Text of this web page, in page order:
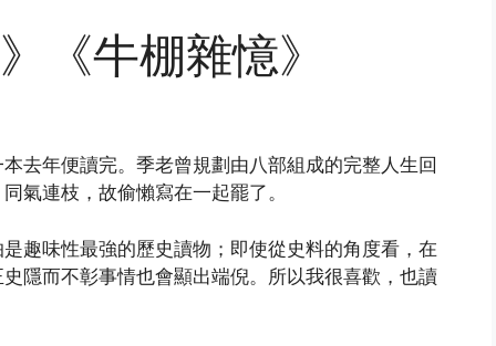
《牛棚雜憶》
去年便讀完。季老曾規劃由八部組成的完整人生回
氣連枝，故偷懶寫在一起罷了。
味性最強的歷史讀物；即使從史料的角度看，在
隱而不彰事情也會顯出端倪。所以我很喜歡，也讀